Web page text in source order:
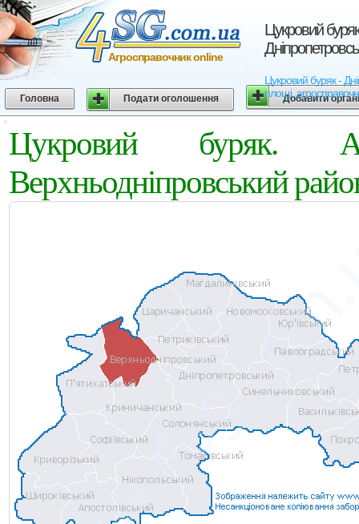
Цукровий
Цукровий буряк -
площі,
Агросправочник online
Головна Подати оголошення Добавити
Цукровий буряк.
Верхньодніпровський